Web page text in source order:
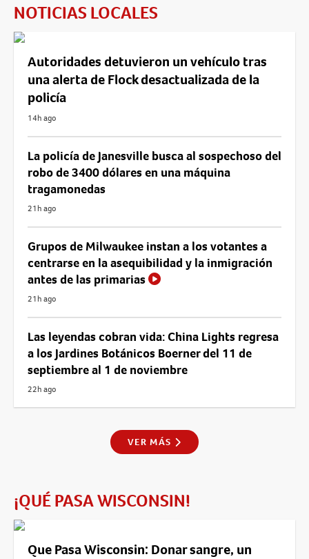
NOTICIAS LOCALES
Autoridades detuvieron un vehículo tras
una alerta de Flock desactualizada de la
policía
14h ago
La policía de Janesville busca al sospechoso del
robo de 3400 dólares en una máquina
tragamonedas
21h ago
Grupos de Milwaukee instan a los votantes a
centrarse en la asequibilidad y la inmigración
antes de las primarias
21h ago
Las leyendas cobran vida: China Lights regresa
a los Jardines Botánicos Boerner del 11 de
septiembre al 1 de noviembre
22h ago
VER MÁS
¡QUÉ PASA WISCONSIN!
Que Pasa Wisconsin: Donar sangre, un